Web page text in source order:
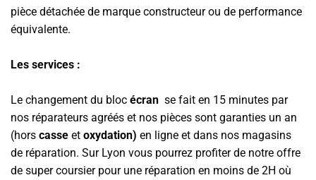
pièce détachée de marque constructeur ou de performance
équivalente.
Les services :
Le changement du bloc écran se fait en 15 minutes par
nos réparateurs agréés et nos pièces sont garanties un an
(hors casse et oxydation) en ligne et dans nos magasins
de réparation. Sur Lyon vous pourrez profiter de notre offre
de super coursier pour une réparation en moins de 2H où